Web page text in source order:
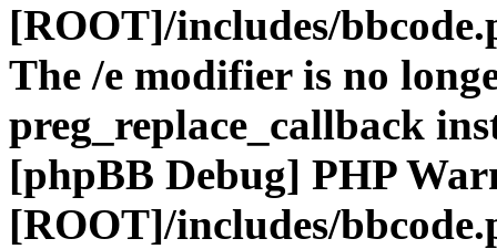
[ROOT]/includes/
The /e modifier is no
preg_replace_callback
[phpBB Debug] PHP
[ROOT]/includes/